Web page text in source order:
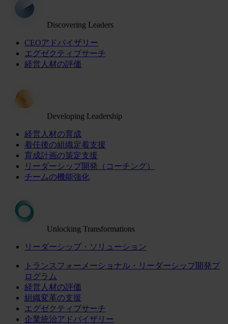
Discovering Leaders
CEOアドバイザリー
エグゼクティブサーチ
経営人材の評価
Developing Leadership
経営人材の育成
着任後の組織定着支援
育成計画の策定支援
リーダーシップ開発（コーチング）
チームの機能強化
Unlocking Transformations
リーダーシップ・ソリューション
トランスフォーメーショナル・リーダーシップ開発プ
ログラム
経営人材の評価
組織変革の支援
エグゼクティブサーチ
企業統治アドバイザリー